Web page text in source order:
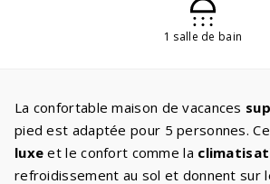
1 salle de bain
La confortable maison de vacances
pied est adaptée pour 5 personnes.
luxe et le confort comme la
refroidissement au sol et donnent sur